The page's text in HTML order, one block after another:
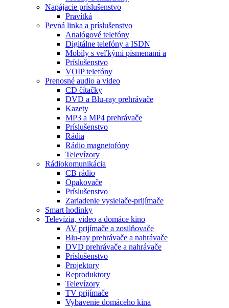
Napájacie príslušenstvo
Pravítká
Pevná linka a príslušenstvo
Analógové telefóny
Digitálne telefóny a ISDN
Mobily s veľkými písmenami a
Príslušenstvo
VOIP telefóny
Prenosné audio a video
CD čítačky
DVD a Blu-ray prehrávače
Kazety
MP3 a MP4 prehrávače
Príslušenstvo
Rádia
Rádio magnetofóny
Televízory
Rádiokomunikácia
CB rádio
Opakovače
Príslušenstvo
Zariadenie vysielače-prijímače
Smart hodinky
Televízia, video a domáce kino
AV prijímače a zosilňovače
Blu-ray prehrávače a nahrávače
DVD prehrávače a nahrávače
Príslušenstvo
Projektory
Reproduktory
Televízory
TV prijímače
Vybavenie domáceho kina